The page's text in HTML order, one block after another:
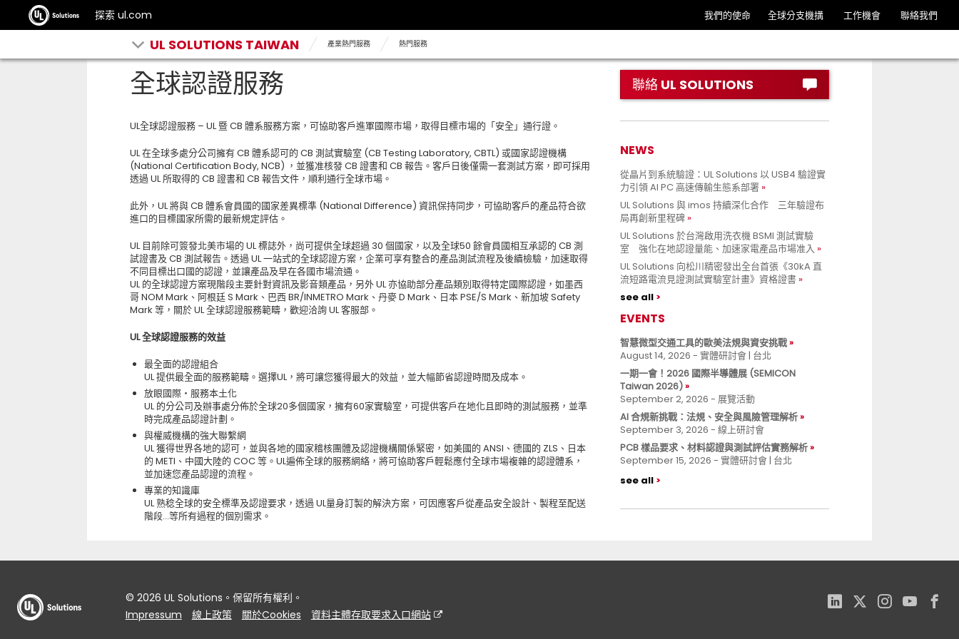
探索 ul.com 我們的使命 全球分支機搆 工作機會 聯絡我們
UL SOLUTIONS TAIWAN 產業熱門服務 熱門服務
全球認證服務
UL全球認證服務 – UL 暨 CB 體系服務方案，可協助客戶進軍國際市場，取得目標市場的「安全」通行證。
UL 在全球多處分公司擁有 CB 體系認可的 CB 測試實驗室 (CB Testing Laboratory, CBTL) 或國家認證機構
(National Certification Body, NCB) ，並獲准核發 CB 證書和 CB 報告。客戶日後僅需一套測試方案，即可採用
透過 UL 所取得的 CB 證書和 CB 報告文件，順利通行全球市場。
此外，UL 將與 CB 體系會員國的國家差異標準 (National Difference) 資訊保持同步，可協助客戶的產品符合欲
進口的目標國家所需的最新規定評估。
UL 目前除可簽發北美市場的 UL 標誌外，尚可提供全球超過 30 個國家，以及全球50 餘會員國相互承認的 CB 測
試證書及 CB 測試報告。透過 UL 一站式的全球認證方案，企業可享有整合的產品測試流程及後續檢驗，加速取得
不同目標出口國的認證，並讓產品及早在各國市場流通。
UL 的全球認證方案現階段主要針對資訊及影音類產品，另外 UL 亦協助部分產品類別取得特定國際認證，如墨西
哥 NOM Mark、阿根廷 S Mark、巴西 BR/INMETRO Mark、丹麥 D Mark、日本 PSE/S Mark、新加坡 Safety
Mark 等，關於 UL 全球認證服務範疇，歡迎洽詢 UL 客服部。
UL 全球認證服務的效益
最全面的認證組合
UL 提供最全面的服務範疇。選擇UL，將可讓您獲得最大的效益，並大幅節省認證時間及成本。
放眼國際‧服務本土化
UL 的分公司及辦事處分佈於全球20多個國家，擁有60家實驗室，可提供客戶在地化且即時的測試服務，並準
時完成產品認證計劃。
與權威機構的強大聯繫網
UL 獲得世界各地的認可，並與各地的國家稽核團體及認證機構關係緊密，如美國的 ANSI、德國的 ZLS、日本
的 METI、中國大陸的 COC 等。UL遍佈全球的服務網絡，將可協助客戶輕鬆應付全球市場複雜的認證體系，
並加速您產品認證的流程。
專業的知識庫
UL 熟稔全球的安全標準及認證要求，透過 UL量身訂製的解決方案，可因應客戶從產品安全設計、製程至配送
階段…等所有過程的個別需求。
聯絡 UL SOLUTIONS
NEWS
從晶片到系統驗證：UL Solutions 以 USB4 驗證實
力引領 AI PC 高速傳輸生態系部署
UL Solutions 與 imos 持續深化合作 三年驗證布
局再創新里程碑
UL Solutions 於台灣啟用洗衣機 BSMI 測試實驗
室 強化在地認證量能、加速家電產品市場准入
UL Solutions 向松川精密發出全台首張《30kA 直
流短路電流見證測試實驗室計畫》資格證書
see all
EVENTS
智慧微型交通工具的歐美法規與資安挑戰
August 14, 2026 - 實體研討會 | 台北
一期一會！2026 國際半導體展 (SEMICON
Taiwan 2026)
September 2, 2026 - 展覽活動
AI 合規新挑戰：法規、安全與風險管理解析
September 3, 2026 - 線上研討會
PCB 樣品要求、材料認證與測試評估實務解析
September 15, 2026 - 實體研討會 | 台北
see all
© 2026 UL Solutions。保留所有權利。
Impressum
線上政策 關於Cookies 資料主體存取要求入口網站